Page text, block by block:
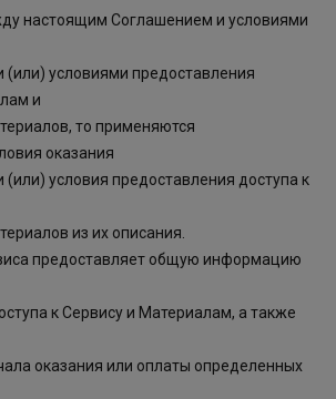
настоящим Соглашением и условиями
(или) условиями предоставления
и
то применяются
оказания
(или) условия предоставления доступа к
из их описания.
предоставляет общую информацию
к Сервису и Материалам, а также
оказания или оплаты определенных